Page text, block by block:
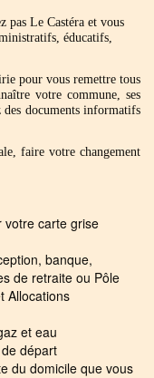
pas Le Castéra et vous
éducatifs,
pour vous remettre tous
votre commune, ses
des documents informatifs
faire votre changement
votre carte grise
banque,
de retraite ou Pôle
Allocations
et eau
départ
du domicile que vous